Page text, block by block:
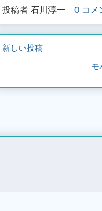
投稿者 石川淳一 0 コメ
新しい投稿
モ